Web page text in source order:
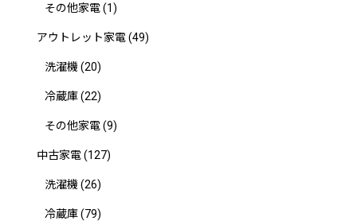
その他家電(1)
アウトレット家電(49)
洗濯機 (20)
冷蔵庫(22)
その他家電(9)
中古家電(127)
洗濯機 (26)
冷蔵庫(79)